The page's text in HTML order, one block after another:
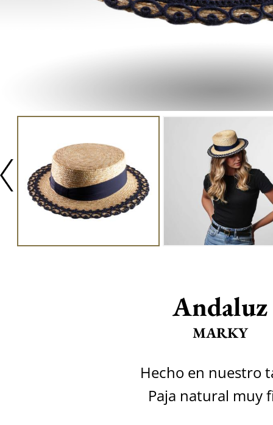
Andaluz
MARKY
Hecho en nuestro
Paja natural muy